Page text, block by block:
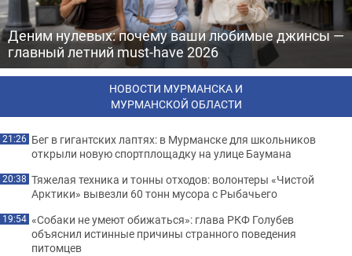
Деним нулевых: почему ваши любимые джинсы —
главный летний must-have 2026
НОВОСТИ МУРМАНСКА И
МУРМАНСКОЙ ОБЛАСТИ
21:26 Бег в гигантских лаптях: в Мурманске для школьников
открыли новую спортплощадку на улице Баумана
20:38 Тяжелая техника и тонны отходов: волонтеры «Чистой
Арктики» вывезли 60 тонн мусора с Рыбачьего
19:54 «Собаки не умеют обижаться»: глава РКФ Голубев
объяснил истинные причины странного поведения
питомцев